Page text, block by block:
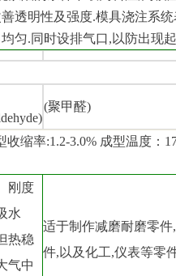
透明性及强度.模具浇注系
匀.同时设排气口,以防出现
(聚甲醛)
收缩率:1.2-3.0% 成型温度：
刚度
水
热稳
气中
适于制作减磨耐磨零件
件,以及化工,仪表等零